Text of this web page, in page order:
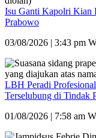
Isu Ganti Kapolri Kian
Prabowo
03/08/2026 | 3:43 pm
LBH Peradi
Terselubung di Tindak
01/08/2026 | 7:58 am